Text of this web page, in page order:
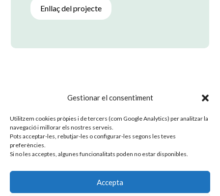
Gestionar el consentiment
Utilitzem cookies pròpies i de tercers (com Google Analytics) per analitzar la
navegació i millorar els nostres serveis.
Pots acceptar-les, rebutjar-les o configurar-les segons les teves
preferències.
Si no les acceptes, algunes funcionalitats poden no estar disponibles.
Accepta
Enllaç del projecte
Tornar a projectes
Copyright © 2025 MOMENTUM LAB. All rights